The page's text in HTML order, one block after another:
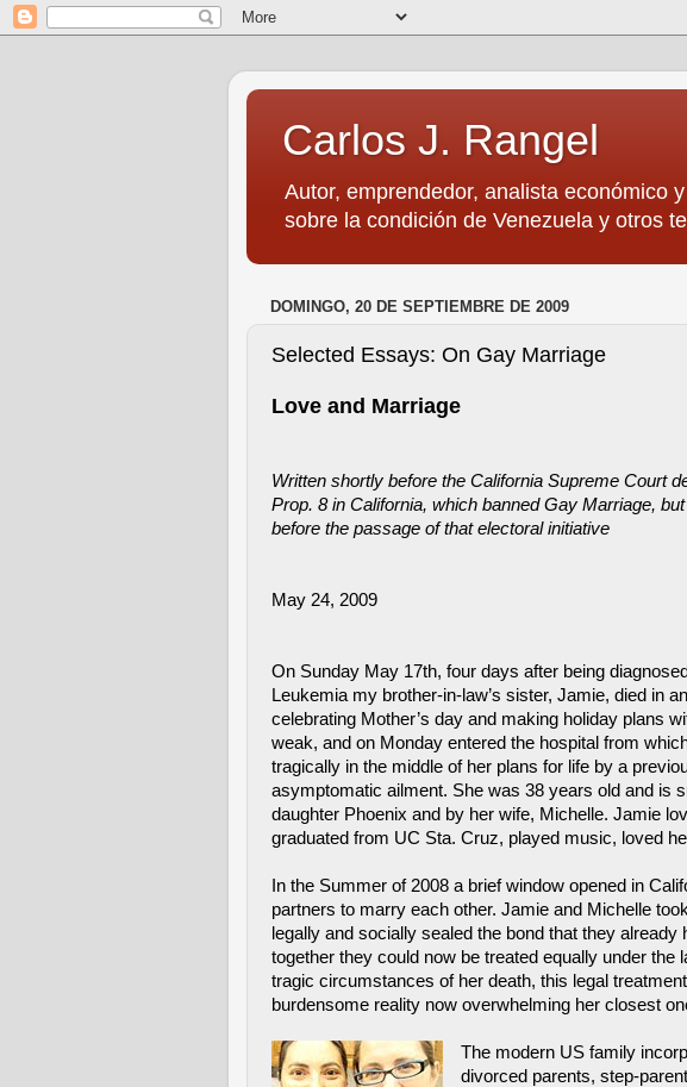
Carlos J. Rangel
Autor, emprendedor, analista económico
sobre la condición de Venezuela y otros
DOMINGO, 20 DE SEPTIEMBRE DE 2009
Selected Essays: On Gay Marriage
Love and Marriage
Written shortly before the California Supreme Court
Prop. 8 in California, which banned Gay Marriage,
before the passage of that electoral initiative
May 24, 2009
On Sunday May 17th, four days after being
Leukemia my brother-in-law’s sister, Jamie, died in
celebrating Mother’s day and making holiday plans
weak, and on Monday entered the hospital from
tragically in the middle of her plans for life by a
asymptomatic ailment. She was 38 years old and is
daughter Phoenix and by her wife, Michelle. Jamie
graduated from UC Sta. Cruz, played music, loved
In the Summer of 2008 a brief window opened in
partners to marry each other. Jamie and Michelle
legally and socially sealed the bond that they already
together they could now be treated equally under the
tragic circumstances of her death, this legal
burdensome reality now overwhelming her closest
The modern US family
divorced parents, step-